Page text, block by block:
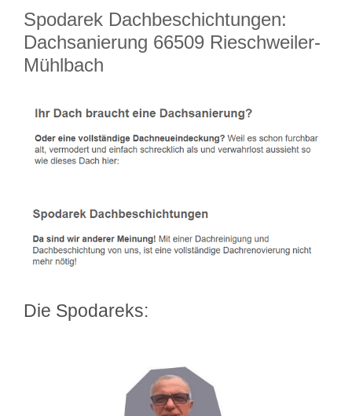
Spodarek Dachbeschichtungen:
Dachsanierung 66509 Rieschweiler-
Mühlbach
Die Spodareks: